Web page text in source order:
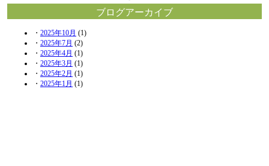
ブログアーカイブ
・ 2025年10月 (1)
・ 2025年7月 (2)
・ 2025年4月 (1)
・ 2025年3月 (1)
・ 2025年2月 (1)
・ 2025年1月 (1)